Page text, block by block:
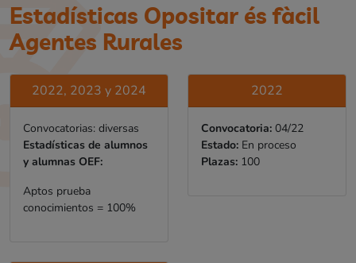
Estadísticas Opositar és fàcil
Agentes Rurales
2022, 2023 y 2024
Convocatorias: diversas
Estadísticas de alumnos
y alumnas OEF:
Aptos prueba
conocimientos = 100%
2022
Convocatoria: 04/22
Estado: En proceso
Plazas: 100